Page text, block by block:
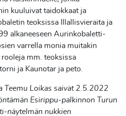
kuuluivat taidokkaat ja
teoksissa Illallisvieraita ja
alkaneeseen Aurinkobaletti-
varrella monia muitakin
mm. teoksissa
ja Kaunotar ja peto.
Teemu Loikas saivat 2.5.2022
Esirippu-palkinnon Turun
näytelmän nukkien